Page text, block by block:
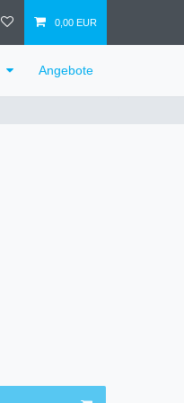
0,00 EUR
Angebote